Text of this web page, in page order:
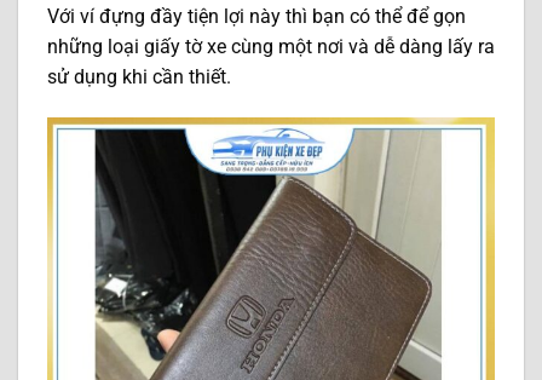
Với ví đựng đầy tiện lợi này thì bạn có thể để gọn
những loại giấy tờ xe cùng một nơi và dễ dàng lấy ra
sử dụng khi cần thiết.